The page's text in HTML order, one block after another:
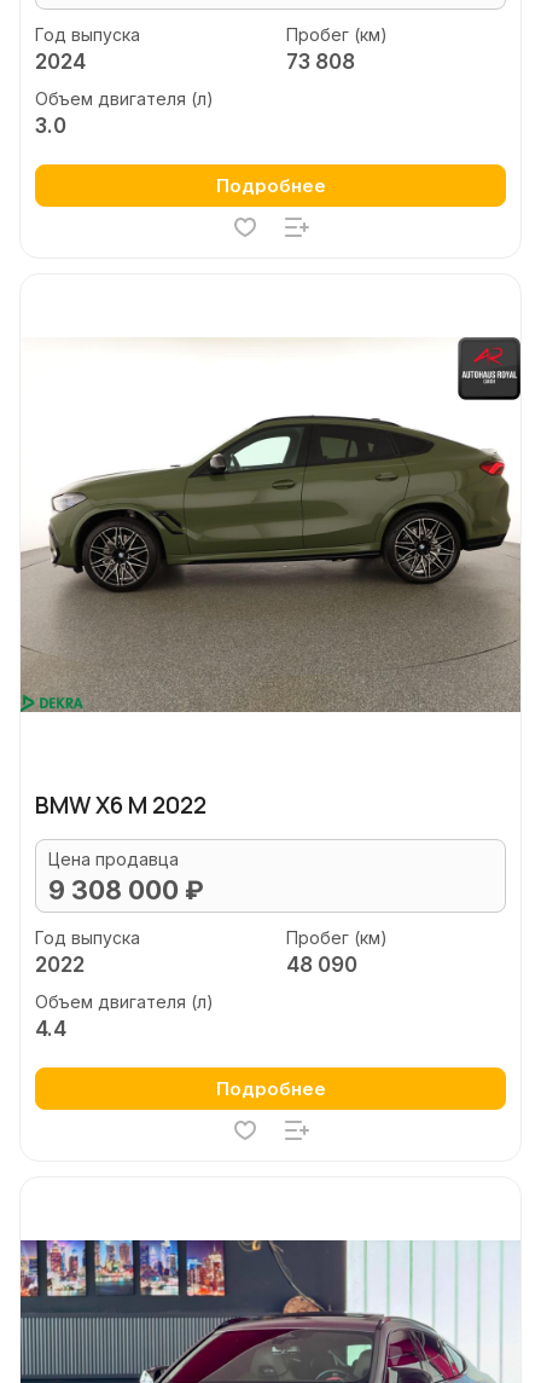
Год выпуска
2024
Пробег (км)
73 808
Объем двигателя (л)
3.0
Подробнее
BMW X6 M 2022
Цена продавца
9 308 000 ₽
Год выпуска
2022
Пробег (км)
48 090
Объем двигателя (л)
4.4
Подробнее